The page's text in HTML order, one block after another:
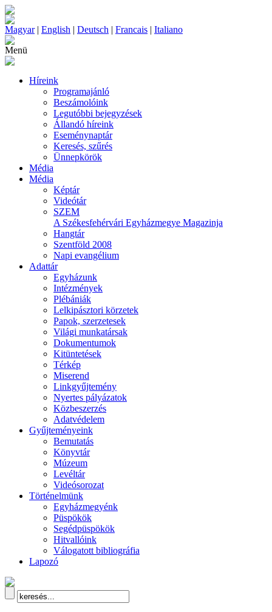
Magyar| English | Deutsch | Francais | Italiano
Menü
Híreink
Programajánló
Beszámolóink
Legutóbbi bejegyzések
Állandó híreink
Eseménynaptár
Keresés, szűrés
Ünnepkörök
Média
Média
Képtár
Videótár
SZEM
A Székesfehérvári Egyházmegye Magazinja
Hangtár
Szentföld 2008
Napi evangélium
Adattár
Egyházunk
Intézmények
Plébániák
Lelkipásztori körzetek
Papok, szerzetesek
Világi munkatársak
Dokumentumok
Kitüntetések
Térkép
Miserend
Linkgyűjtemény
Nyertes pályázatok
Közbeszerzés
Adatvédelem
Gyűjteményeink
Bemutatás
Könyvtár
Múzeum
Levéltár
Videósorozat
Történelmünk
Egyházmegyénk
Püspökök
Segédpüspökök
Hitvallóink
Válogatott bibliográfia
Lapozó